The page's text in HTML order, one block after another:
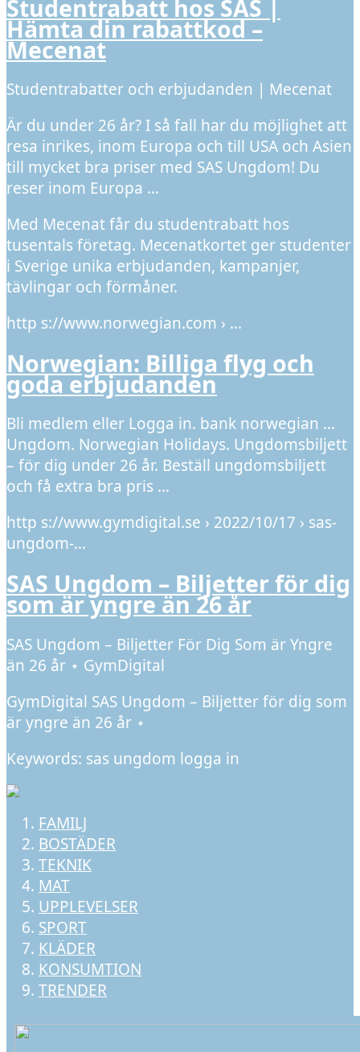
Studentrabatt hos SAS |
Hämta din rabattkod –
Mecenat
Studentrabatter och erbjudanden | Mecenat
Är du under 26 år? I så fall har du möjlighet att
resa inrikes, inom Europa och till USA och Asien
till mycket bra priser med SAS Ungdom! Du
reser inom Europa …
Med Mecenat får du studentrabatt hos
tusentals företag. Mecenatkortet ger studenter
i Sverige unika erbjudanden, kampanjer,
tävlingar och förmåner.
http s://www.norwegian.com › …
Norwegian: Billiga flyg och
goda erbjudanden
Bli medlem eller Logga in. bank norwegian …
Ungdom. Norwegian Holidays. Ungdomsbiljett
– för dig under 26 år. Beställ ungdomsbiljett
och få extra bra pris …
http s://www.gymdigital.se › 2022/10/17 › sas-
ungdom-…
SAS Ungdom – Biljetter för dig
som är yngre än 26 år
SAS Ungdom – Biljetter För Dig Som är Yngre
än 26 år ⋆ GymDigital
GymDigital SAS Ungdom – Biljetter för dig som
är yngre än 26 år ⋆
Keywords: sas ungdom logga in
FAMILJ
BOSTÄDER
TEKNIK
MAT
UPPLEVELSER
SPORT
KLÄDER
KONSUMTION
TRENDER